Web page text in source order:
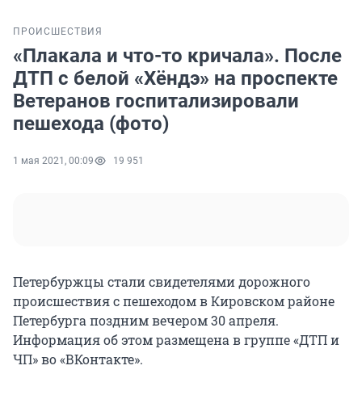
ПРОИСШЕСТВИЯ
«Плакала и что-то кричала». После
ДТП с белой «Хёндэ» на проспекте
Ветеранов госпитализировали
пешехода (фото)
1 мая 2021, 00:09 19 951
Петербуржцы стали свидетелями дорожного
происшествия с пешеходом в Кировском районе
Петербурга поздним вечером 30 апреля.
Информация об этом размещена в группе «ДТП и
ЧП» во «ВКонтакте».